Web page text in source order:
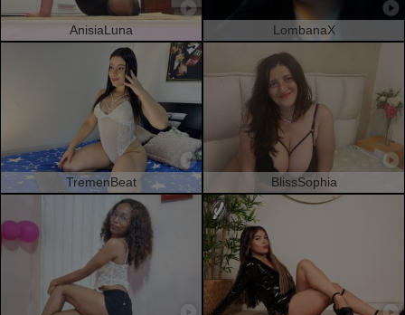
AnisiaLuna LombanaX
TremenBeat BlissSophia